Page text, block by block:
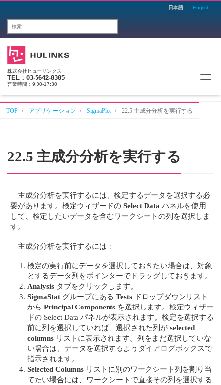
日本語 English
株式会社ヒューリンクス
TEL：03-5642-8385
営業時間：9:00-17:30
TOP アプリケーション SigmaPlot 22.5 主成分分析を実行する
22.5 主成分分析を実行する
主成分分析を実行するには、検定するデータを選択する必
要があります。検定ウィザードのSelect Data パネルを使用
して、検定したいデータを含むワークシートの列を選択しま
す。
主成分分析を実行するには：
検定の実行前にデータを選択しておきたい場合は、対象
とするデータ列をポインターでドラッグしておきます。
Analysis タブをクリックします。
SigmaStat グループにある Tests ドロップダウンリスト
から Principal Components を選択します。検定ウィザー
ドの Select Data パネルが表示されます。検定を選択する
前に列を選択していれば、選択された列が selected
columns リストに表示されます。列をまだ選択していな
い場合は、データを選択するようダイアログボックスで
指示されます。
Selected Columns リストに別のワークシート列を割り当
てたい場合には、ワークシートで直接その列を選択する